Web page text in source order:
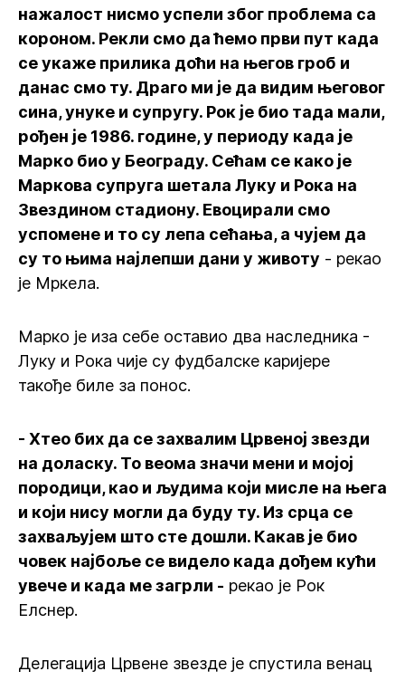
нажалост нисмо успели због проблема са
короном. Рекли смо да ћемо први пут када
се укаже прилика доћи на његов гроб и
данас смо ту. Драго ми је да видим његовог
сина, унуке и супругу. Рок је био тада мали,
рођен је 1986. године, у периоду када је
Марко био у Београду. Сећам се како је
Маркова супруга шетала Луку и Рока на
Звездином стадиону. Евоцирали смо
успомене и то су лепа сећања, а чујем да
су то њима најлепши дани у животу - рекао
је Мркела.
Марко је иза себе оставио два наследника -
Луку и Рока чије су фудбалске каријере
такође биле за понос.
- Хтео бих да се захвалим Црвеној звезди
на доласку. То веома значи мени и мојој
породици, као и људима који мисле на њега
и који нису могли да буду ту. Из срца се
захваљујем што сте дошли. Какав је био
човек најбоље се видело када дођем кући
увече и када ме загрли - рекао је Рок
Елснер.
Делегација Црвене звезде је спустила венац